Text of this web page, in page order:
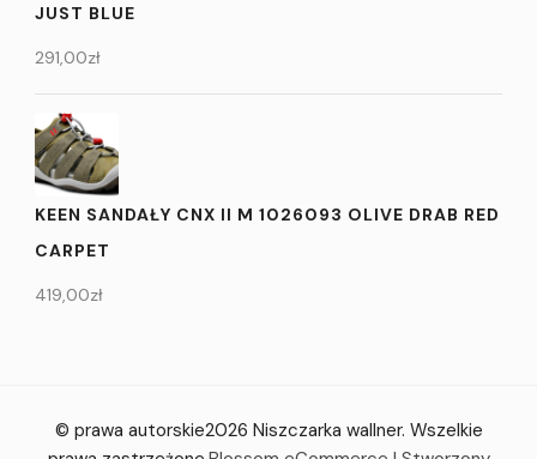
JUST BLUE
291,00zł
KEEN SANDAŁY CNX II M 1026093 OLIVE DRAB RED
CARPET
419,00zł
© prawa autorskie2026 Niszczarka wallner. Wszelkie